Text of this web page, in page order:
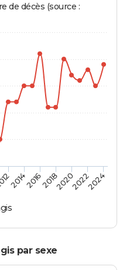
de décès (source :
201420162018202020222024
par sexe